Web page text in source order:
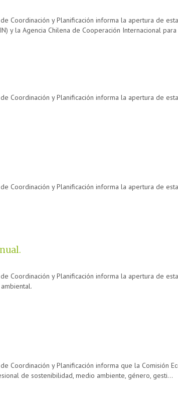
Coordinación y Planificación informa la apertura de
y la Agencia Chilena de Cooperación Internacional
Coordinación y Planificación informa la apertura de
Coordinación y Planificación informa la apertura de
Coordinación y Planificación informa la apertura de
Coordinación y Planificación informa que la Comisión
de sostenibilidad, medio ambiente, género, gesti...